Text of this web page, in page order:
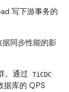
写下游事务的
同步性能的影
。通过
TiCDC
据库的 QPS